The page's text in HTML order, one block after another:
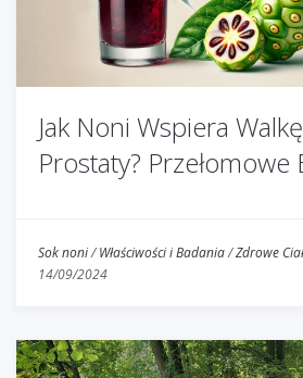
Jak Noni Wspiera
Prostaty? Przełomowe
Sok noni/Właściwości i Badania/Zdrowe
14/09/2024